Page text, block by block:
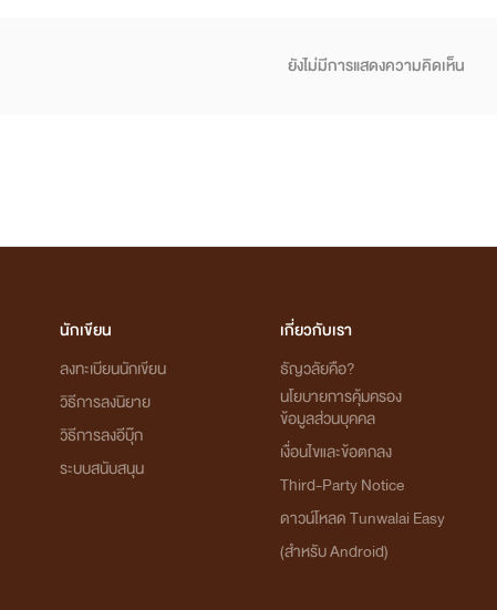
ยังไม่มีการแสดงความคิดเห็น
นักเขียน
ลงทะเบียนนักเขียน
วิธีการลงนิยาย
วิธีการลงอีบุ๊ก
ระบบสนับสนุน
เกี่ยวกับเรา
ธัญวลัยคือ?
นโยบายการคุ้มครอง
ข้อมูลส่วนบุคคล
เงื่อนไขและข้อตกลง
Third-Party Notice
ดาวน์โหลด Tunwalai Easy
(สำหรับ Android)